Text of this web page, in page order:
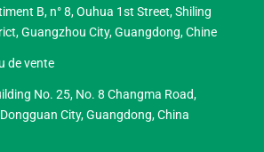
B, n° 8, Ouhua 1st Street, Shiling
Guangzhou City, Guangdong, Chine
de vente
No. 25, No. 8 Changma Road,
City, Guangdong, China